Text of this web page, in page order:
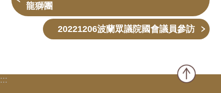
龍獅團
20221206波蘭眾議院國會議員參訪
:::